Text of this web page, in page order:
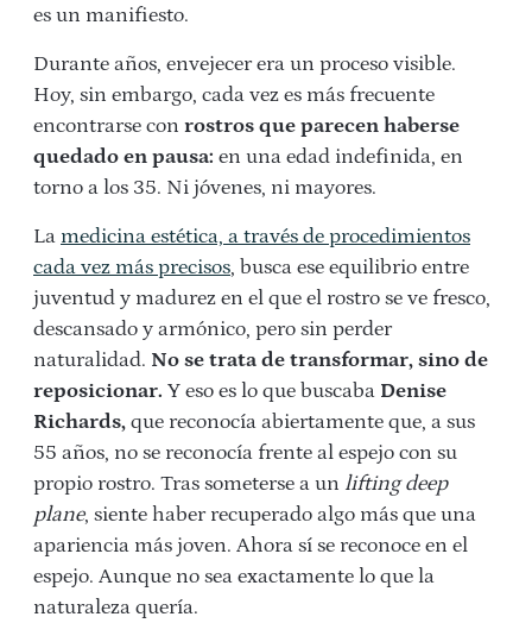
es un manifiesto.
Durante años, envejecer era un proceso visible.
Hoy, sin embargo, cada vez es más frecuente
encontrarse con rostros que parecen haberse
quedado en pausa: en una edad indefinida, en
torno a los 35. Ni jóvenes, ni mayores.
La medicina estética, a través de procedimientos
cada vez más precisos, busca ese equilibrio entre
juventud y madurez en el que el rostro se ve fresco,
descansado y armónico, pero sin perder
naturalidad. No se trata de transformar, sino de
reposicionar. Y eso es lo que buscaba Denise
Richards, que reconocía abiertamente que, a sus
55 años, no se reconocía frente al espejo con su
propio rostro. Tras someterse a un lifting deep
plane, siente haber recuperado algo más que una
apariencia más joven. Ahora sí se reconoce en el
espejo. Aunque no sea exactamente lo que la
naturaleza quería.